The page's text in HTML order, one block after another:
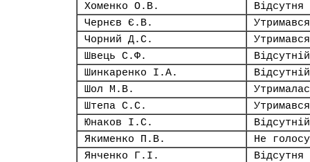
Хоменко О.В.
Відсутня
Чернєв Є.В.
Утримався
Чорний Д.С.
Утримався
Швець С.Ф.
Відсутній
Шинкаренко І.А.
Відсутній
Шол М.В.
Штепа С.С.
Утримався
Юнаков І.С.
Відсутній
Якименко П.В.
Не
Янченко Г.І.
Відсутня